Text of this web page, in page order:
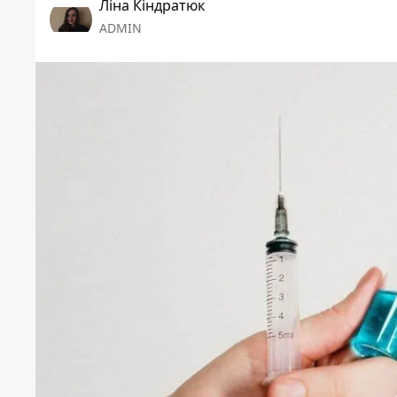
Ліна Кіндратюк
ADMIN